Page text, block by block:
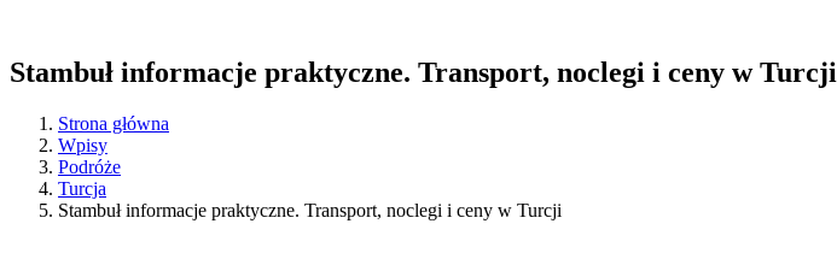
Stambuł informacje praktyczne. Transport, noclegi i ceny w Turcji
Strona główna
Wpisy
Podróże
Turcja
Stambuł informacje praktyczne. Transport, noclegi i ceny w Turcji